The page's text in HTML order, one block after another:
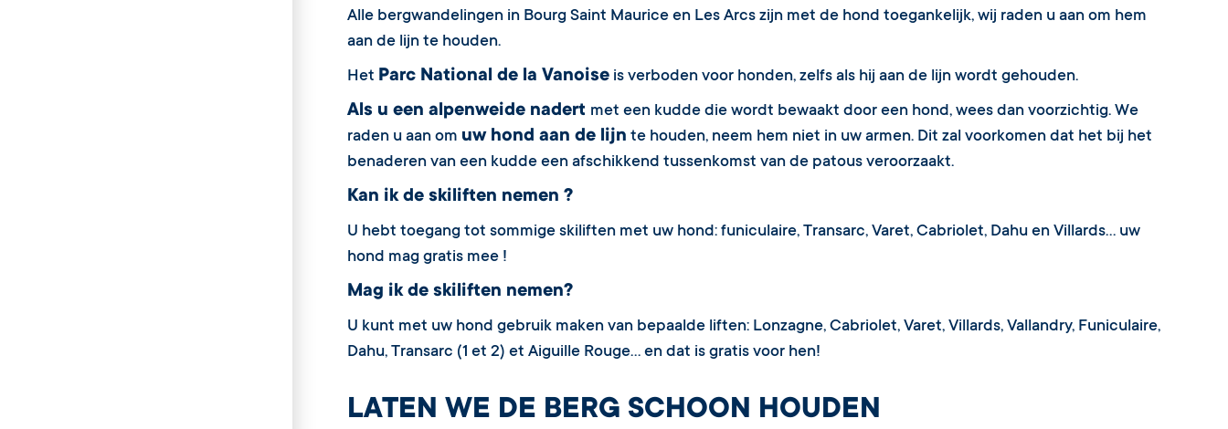
Alle bergwandelingen in Bourg Saint Maurice en Les Arcs zijn met de hond toegankelijk, wij raden u aan om hem
aan de lijn te houden.
Het Parc National de la Vanoise is verboden voor honden, zelfs als hij aan de lijn wordt gehouden.
Als u een alpenweide nadert met een kudde die wordt bewaakt door een hond, wees dan voorzichtig. We
raden u aan om uw hond aan de lijn te houden, neem hem niet in uw armen. Dit zal voorkomen dat het bij het
benaderen van een kudde een afschikkend tussenkomst van de patous veroorzaakt.
Kan ik de skiliften nemen ?
U hebt toegang tot sommige skiliften met uw hond: funiculaire, Transarc, Varet, Cabriolet, Dahu en Villards… uw
hond mag gratis mee !
Mag ik de skiliften nemen?
U kunt met uw hond gebruik maken van bepaalde liften: Lonzagne, Cabriolet, Varet, Villards, Vallandry, Funiculaire,
Dahu, Transarc (1 et 2) et Aiguille Rouge… en dat is gratis voor hen!
LATEN WE DE BERG SCHOON HOUDEN